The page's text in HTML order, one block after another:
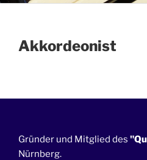
Akkordeonist
Gründer und Mitglied des
Nürnberg.